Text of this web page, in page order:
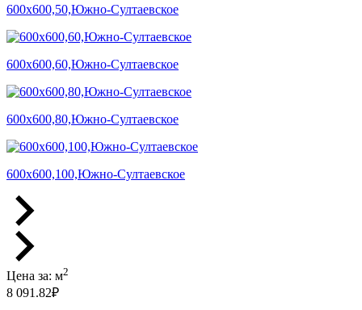
600х600,50,Южно-Султаевское
600х600,60,Южно-Султаевское
600х600,80,Южно-Султаевское
600х600,100,Южно-Султаевское
Цена за: м2
8 091.82₽